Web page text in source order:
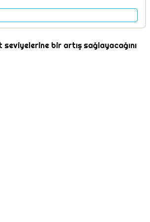
seviyelerine bir artış sağlayacağını